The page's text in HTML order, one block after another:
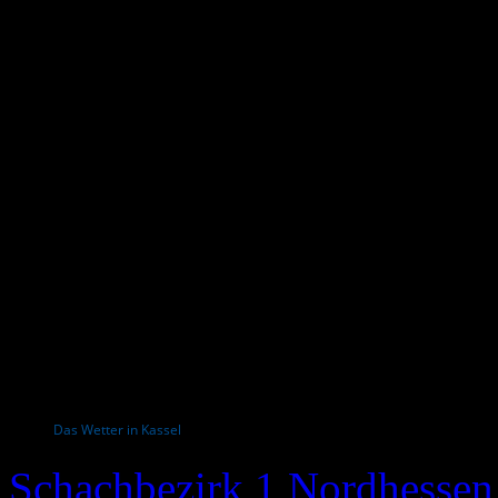
Das Wetter in Kassel
Schachbezirk 1